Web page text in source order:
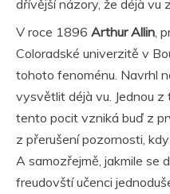
dřívější názory, že déjà vu
V roce 1896 Arthur Allin ,
Coloradské univerzitě v
tohoto fenoménu. Navrhl
vysvětlit déjà vu. Jednou
tento pocit vzniká buď z
z přerušení pozornosti,
A samozřejmě, jakmile se
freudovští učenci